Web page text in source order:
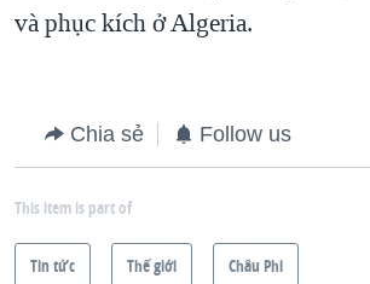
và phục kích ở Algeria.
Chia sẻ Follow us
This item is part of
Tin tức Thế giới Châu Phi